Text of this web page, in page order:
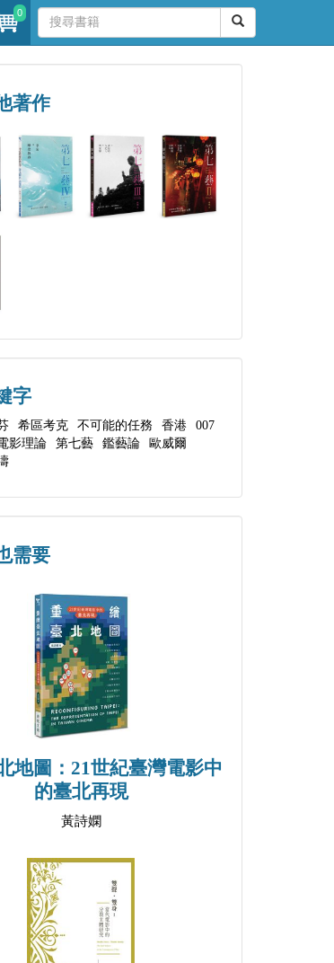
0
著作
字
希區考克 不可能的任務 香港
007
影理論 第七藝 鑑藝論
歐威爾
需要
地圖：21世紀臺灣電影中
的臺北再現
黃詩嫻